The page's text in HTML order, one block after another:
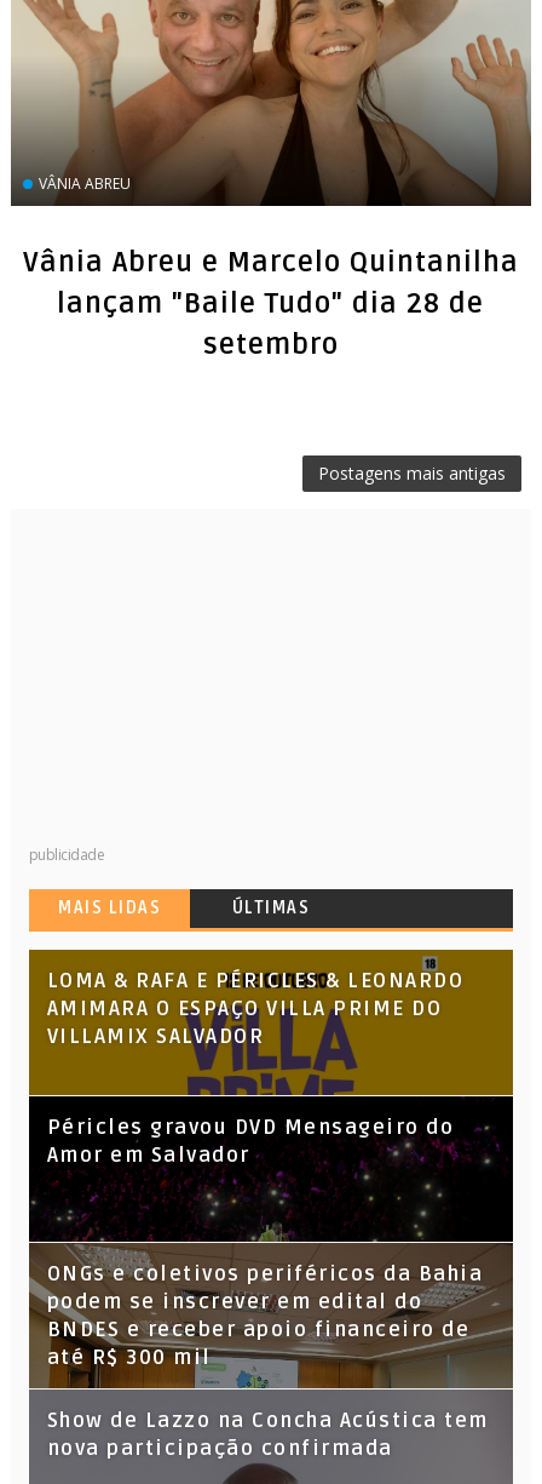
VÂNIA ABREU
Vânia Abreu e Marcelo Quintanilha
lançam "Baile Tudo" dia 28 de
setembro
Postagens mais antigas
publicidade
MAIS LIDAS ÚLTIMAS
LOMA & RAFA E PÉRICLES & LEONARDO
AMIMARA O ESPAÇO VILLA PRIME DO
VILLAMIX SALVADOR
Péricles gravou DVD Mensageiro do
Amor em Salvador
ONGs e coletivos periféricos da Bahia
podem se inscrever em edital do
BNDES e receber apoio financeiro de
até R$ 300 mil
Show de Lazzo na Concha Acústica tem
nova participação confirmada